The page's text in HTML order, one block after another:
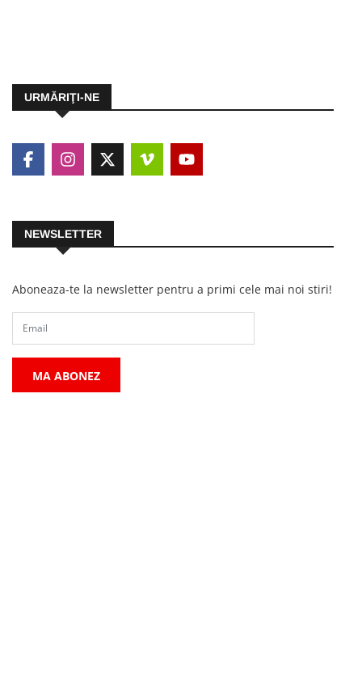
URMĂRIŢI-NE
NEWSLETTER
Aboneaza-te la newsletter pentru a primi cele mai noi stiri!
MA ABONEZ